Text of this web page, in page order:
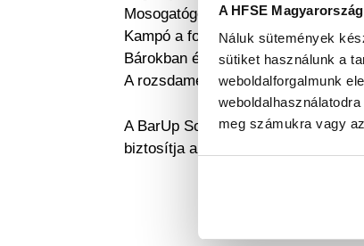
A HFSE
Náluk sütemények
sütiket használunk a
weboldalforgalmunk
meg számukra vagy
Mosogatógépben tisztítható.
Kampó a fogantyú végén a
Bárokban és pubokban való
A rozsdamentes acél szerkezet
A BarUp Scoop rozsdamentes
biztosítja a hatékonyságot a bárpult